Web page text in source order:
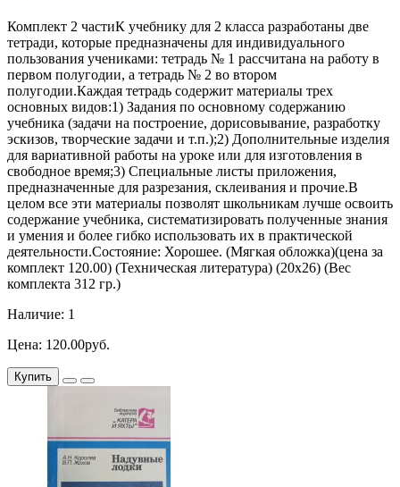
Комплект 2 частиК учебнику для 2 класса разработаны две
тетради, которые предназначены для индивидуального
пользования учениками: тетрадь № 1 рассчитана на работу в
первом полугодии, а тетрадь № 2 во втором
полугодии.Каждая тетрадь содержит материалы трех
основных видов:1) Задания по основному содержанию
учебника (задачи на построение, дорисовывание, разработку
эскизов, творческие задачи и т.п.);2) Дополнительные изделия
для вариативной работы на уроке или для изготовления в
свободное время;3) Специальные листы приложения,
предназначенные для разрезания, склеивания и прочие.В
целом все эти материалы позволят школьникам лучше освоить
содержание учебника, систематизировать полученные знания
и умения и более гибко использовать их в практической
деятельности.Состояние: Хорошее. (Мягкая обложка)(цена за
комплект 120.00) (Техническая литература) (20х26) (Вес
комплекта 312 гр.)
Наличие: 1
Цена: 120.00руб.
Купить